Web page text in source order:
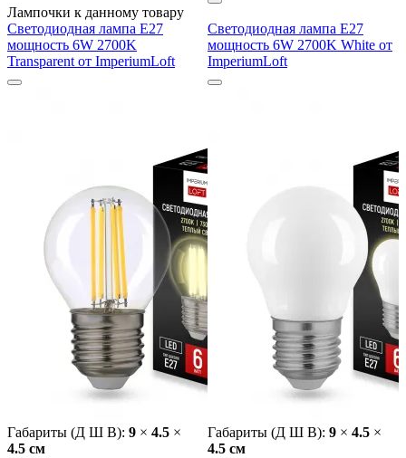
Лампочки к данному товару
Светодиодная лампа E27
мощность 6W 2700K
Transparent от ImperiumLoft
Габариты (Д Ш В): 9 × 4.5 ×
4.5 cм
Светодиодная лампа E27
мощность 6W 2700K White от
ImperiumLoft
Габариты (Д Ш В): 9 × 4.5 ×
4.5 cм